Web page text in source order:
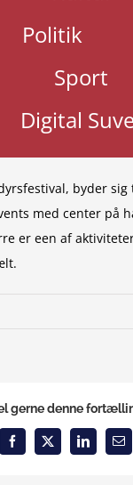
Politik
Sport
Digital
byder
med center på
er een af
gerne denne
Facebook
X LinkedIn